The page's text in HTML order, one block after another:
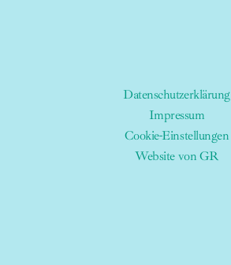
Datenschutzerklärung
Impressum
Cookie-Einstellungen
Website von GR